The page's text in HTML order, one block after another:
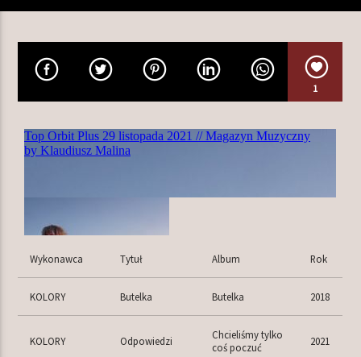
ĆMA
DAWID TYSZKOWSKI
TERAZ W RAMÓWCE
INDIE ORBIT
16:00
1
Wykonawca Tytuł Album Rok
KOLORY Butelka Butelka 2018
KOLORY Odpowiedzi
Chcieliśmy tylko
coś poczuć
2021